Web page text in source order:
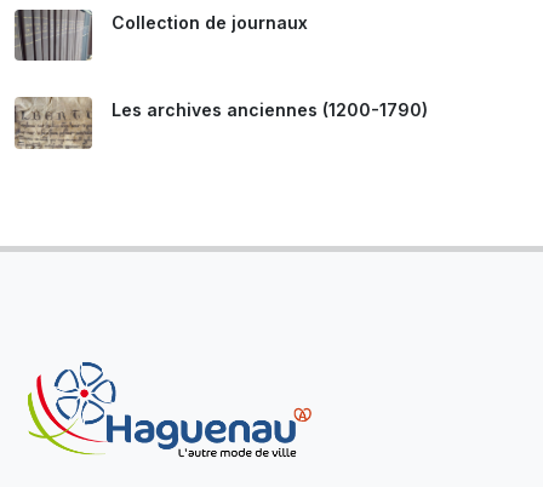
Collection de journaux
Les archives anciennes (1200-1790)